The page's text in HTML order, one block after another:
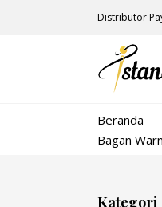
Distributor
Beranda
Bagan
Kategori